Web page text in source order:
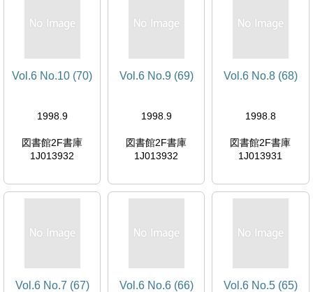
Vol.6 No.10 (70)
1998.9
図書館2F書庫
1J013932
Vol.6 No.9 (69)
1998.9
図書館2F書庫
1J013932
Vol.6 No.8 (68)
1998.8
図書館2F書庫
1J013931
Vol.6 No.7 (67) Vol.6 No.6 (66) Vol.6 No.5 (65)